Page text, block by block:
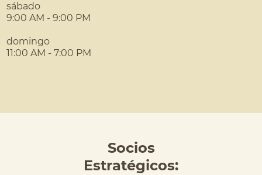
sábado
9:00 AM - 9:00 PM
domingo
11:00 AM - 7:00 PM
Socios
Estratégicos: